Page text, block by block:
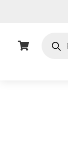

produtos